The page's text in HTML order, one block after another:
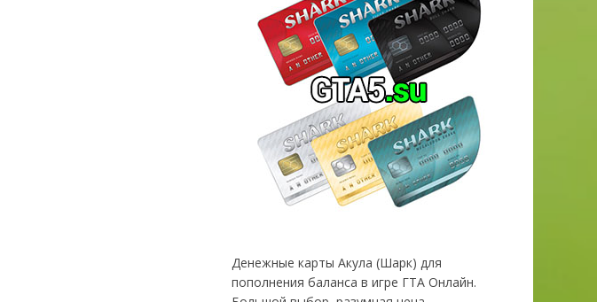
Денежные карты Акула (Шарк) для
пополнения баланса в игре ГТА Онлайн.